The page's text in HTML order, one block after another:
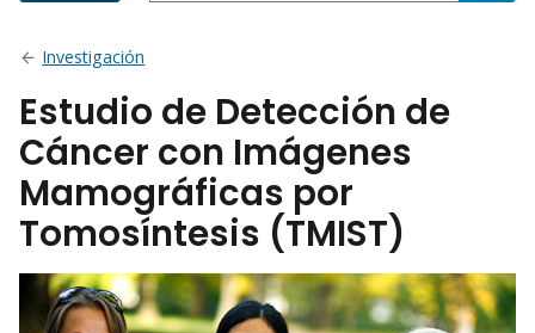
Investigación
Estudio de Detección de
Cáncer con Imágenes
Mamográficas por
Tomosíntesis (TMIST)